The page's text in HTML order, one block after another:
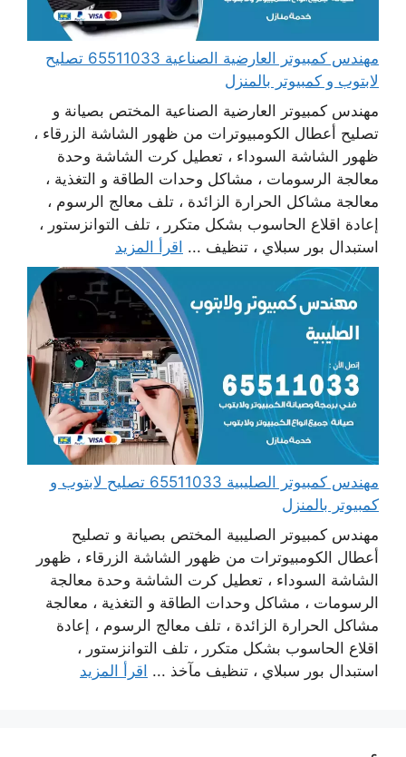
مهندس كمبيوتر العارضية الصناعية 65511033 تصليح
لابتوب و كمبيوتر بالمنزل
مهندس كمبيوتر العارضية الصناعية المختص بصيانة و
تصليح أعطال الكومبيوترات من ظهور الشاشة الزرقاء ،
ظهور الشاشة السوداء ، تعطيل كرت الشاشة وحدة
معالجة الرسومات ، مشاكل وحدات الطاقة و التغذية ،
معالجة مشاكل الحرارة الزائدة ، تلف معالج الرسوم ،
إعادة اقلاع الحاسوب بشكل متكرر ، تلف التوانزستور ،
استبدال بور سبلاي ، تنظيف ... اقرأ المزيد
مهندس كمبيوتر الصليبية 65511033 تصليح لابتوب و
كمبيوتر بالمنزل
مهندس كمبيوتر الصليبية المختص بصيانة و تصليح
أعطال الكومبيوترات من ظهور الشاشة الزرقاء ، ظهور
الشاشة السوداء ، تعطيل كرت الشاشة وحدة معالجة
الرسومات ، مشاكل وحدات الطاقة و التغذية ، معالجة
مشاكل الحرارة الزائدة ، تلف معالج الرسوم ، إعادة
اقلاع الحاسوب بشكل متكرر ، تلف التوانزستور ،
استبدال بور سبلاي ، تنظيف مآخذ ... اقرأ المزيد